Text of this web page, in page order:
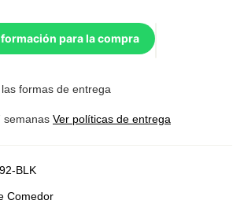
para la compra
formas de entrega
semanas Ver políticas de entrega
BLK
Comedor